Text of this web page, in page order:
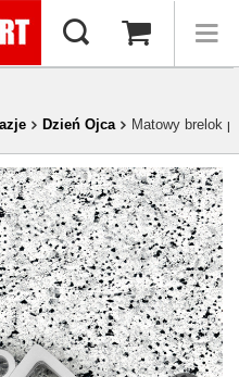
Dzień Ojca Matowy brelok